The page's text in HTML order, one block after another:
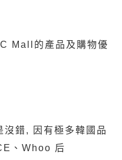
Mall的產品及購物優
錯, 因有極多韓國品
、Whoo 后